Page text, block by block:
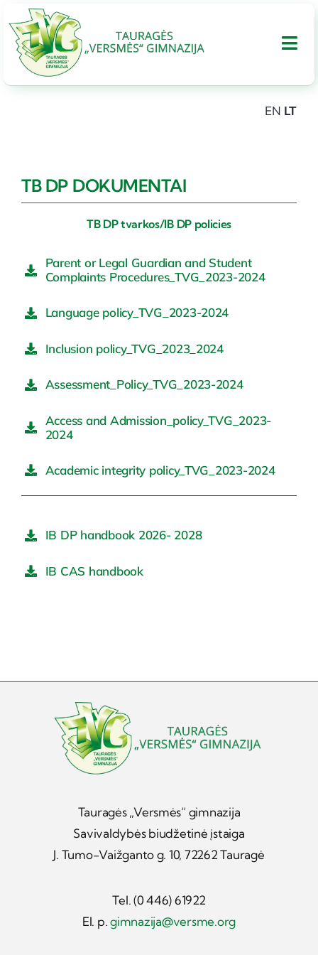
to
content
Administracinė informacija
PARAMA
EN LT
TB DP DOKUMENTAI
TB DP tvarkos/IB DP policies
Parent or Legal Guardian and Student
Complaints Procedures_TVG_2023-2024
Language policy_TVG_2023-2024
Inclusion policy_TVG_2023_2024
Assessment_Policy_TVG_2023-2024
Access and Admission_policy_TVG_2023-
2024
Academic integrity policy_TVG_2023-2024
IB DP handbook 2026- 2028
IB CAS handbook
Tauragės „Versmės“ gimnazija
Savivaldybės biudžetinė įstaiga
J. Tumo-Vaižganto g. 10, 72262 Tauragė
Tel. (0 446) 61922
El. p.gimnazija@versme.org